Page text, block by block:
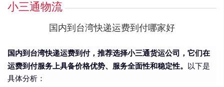
小三通物流
国内到台湾快递运费到付哪家好
国内到台湾快递运费到付，推荐选择小三通货运公司，它们在
运费到付服务上具备价格优势、服务全面性和稳定性。
以下是
具体分析：